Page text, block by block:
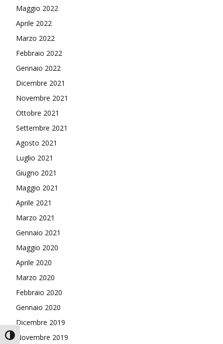
Attiva/disattiva alto contrasto
Maggio 2022
Aprile 2022
Marzo 2022
Febbraio 2022
Gennaio 2022
Dicembre 2021
Novembre 2021
Ottobre 2021
Settembre 2021
Agosto 2021
Luglio 2021
Giugno 2021
Maggio 2021
Aprile 2021
Marzo 2021
Gennaio 2021
Maggio 2020
Aprile 2020
Marzo 2020
Febbraio 2020
Gennaio 2020
Dicembre 2019
Novembre 2019